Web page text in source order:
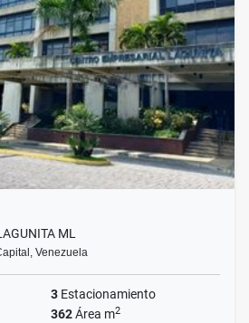
ML
Venezuela
3 Estacionamiento
362Área m2